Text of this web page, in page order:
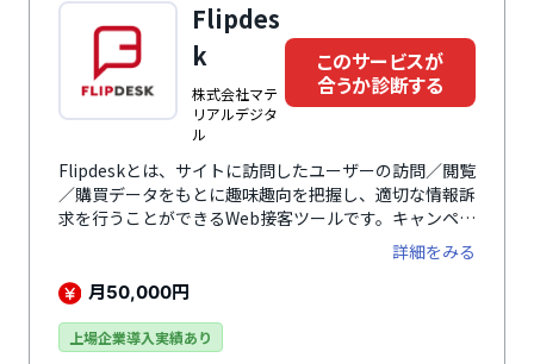
Flipdes
k
株式会社マテ
リアルデジタ
ル
このサービスが
合うか診断する
Flipdeskとは、サイトに訪問したユーザーの訪問／閲覧
／購買データをもとに趣味趣向を把握し、適切な情報訴
求を行うことができるWeb接客ツールです。キャンペー
ン告知やクーポン発行、チャットサポートなどにより、
一人ひとりの状況に合った最適な接客を実現し、顧客体
験（CX）を向上。購買率の向上やサイト内回遊・会員
月のサービス提供開始から、累計導入数は1,500社・
詳細をみる
月50,000円
上場企業導入実績あり